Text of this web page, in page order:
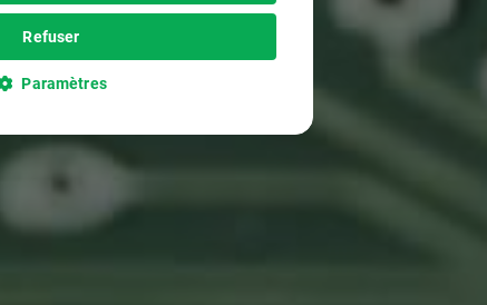
Refuser
Paramètres